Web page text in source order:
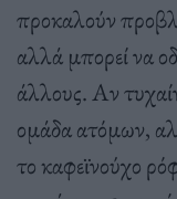
προκαλούν
αλλά μπορεί να
άλλους. Αν
ομάδα ατόμων,
το καφεϊνούχο